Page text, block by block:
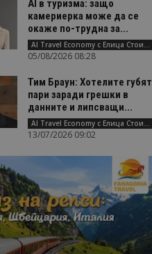
AI в туризма: защо
камериерка може да се
окаже по-трудна за...
AI Travel Economy с Елица Стоилова
05/08/2026 08:28
Тим Браун: Хотелите губят
пари заради грешки в
данните и липсващи...
AI Travel Economy с Елица Стоилова
13/07/2026 09:02